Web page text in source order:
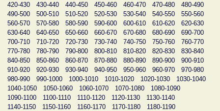
420-430
430-440 440-450 450-460 460-470 470-480
480-490
490-500
500-510 510-520 520-530 530-540 540-550
550-560
560-570
570-580 580-590 590-600 600-610 610-620
620-630
630-640
640-650 650-660 660-670 670-680 680-690
690-700
700-710
710-720 720-730 730-740 740-750 750-760
760-770
770-780
780-790 790-800 800-810 810-820 820-830
830-840
840-850
850-860 860-870 870-880 880-890 890-900
900-910
910-920
920-930 930-940 940-950 950-960 960-970
970-980
980-990
990-1000 1000-1010 1010-1020 1020-1030
1030-1040
1040-1050
1050-1060 1060-1070 1070-1080
1080-1090
1090-1100
1100-1110 1110-1120 1120-1130
1130-1140
1140-1150
1150-1160 1160-1170 1170-1180
1180-1190